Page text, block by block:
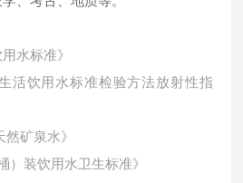
水标准》
活饮用水标准检验方法放射性指
矿泉水》
）装饮用水卫生标准》